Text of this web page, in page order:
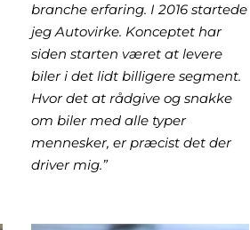
branche erfaring. I 2016 startede
jeg Autovirke. Konceptet har
siden starten været at levere
biler i det lidt billigere segment.
Hvor det at rådgive og snakke
om biler med alle typer
mennesker, er præcist det der
driver mig.”